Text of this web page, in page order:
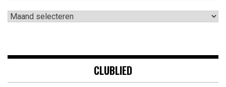
Archieven
CLUBLIED